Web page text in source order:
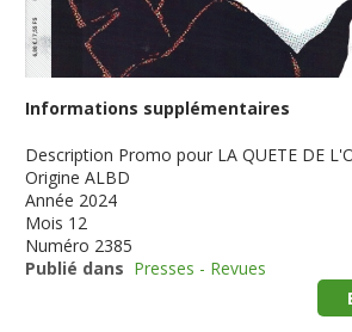
Informations supplémentaires
Description Promo pour LA QUETE DE
Origine ALBD
Année 2024
Mois 12
Numéro 2385
Publié dans Presses - Revues